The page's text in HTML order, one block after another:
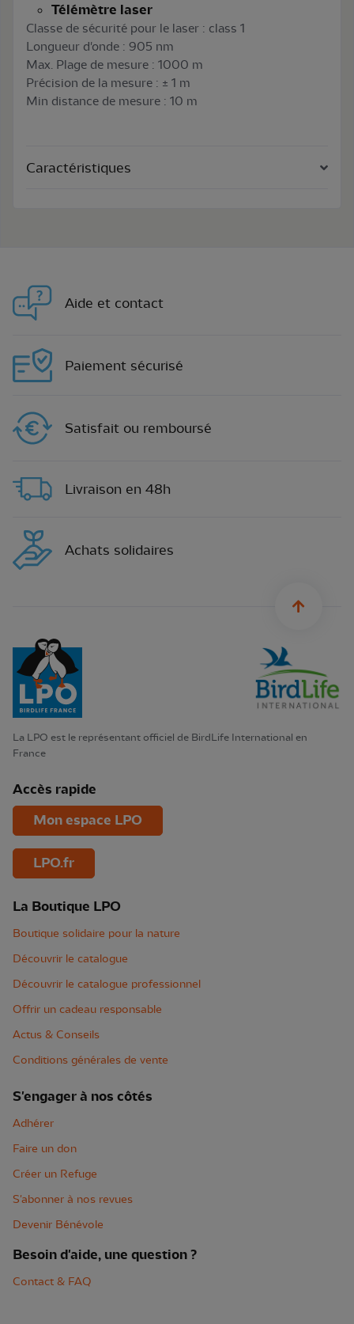
Télémètre laser
Classe de sécurité pour le laser : class 1
Longueur d'onde : 905 nm
Max. Plage de mesure : 1000 m
Précision de la mesure : ± 1 m
Min distance de mesure : 10 m
Caractéristiques
Aide et contact
Paiement sécurisé
Satisfait ou remboursé
Livraison en 48h
Achats solidaires
La LPO est le représentant officiel de BirdLife International en
France
Accès rapide
Mon espace LPO
LPO.fr
La Boutique LPO
Boutique solidaire pour la nature
Découvrir le catalogue
Découvrir le catalogue professionnel
Offrir un cadeau responsable
Actus & Conseils
Conditions générales de vente
S'engager à nos côtés
Adhérer
Faire un don
Créer un Refuge
S'abonner à nos revues
Devenir Bénévole
Besoin d'aide, une question ?
Contact & FAQ